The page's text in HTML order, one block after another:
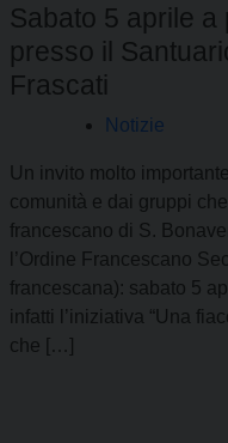
Sabato 5 aprile
presso il
Frascati
Notizie
Un invito molto
comunità e dai gruppi
francescano di S.
l’Ordine Francescano
francescana): sabato 5
infatti l’iniziativa “Una
che […]